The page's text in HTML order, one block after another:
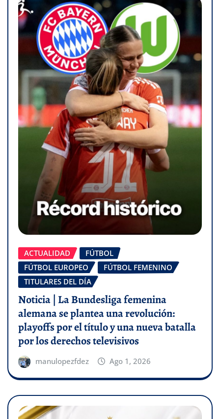
ACTUALIDAD
FÚTBOL
FÚTBOL EUROPEO
FÚTBOL FEMENINO
TITULARES DEL DÍA
Noticia | La Bundesliga femenina
alemana se plantea una revolución:
playoffs por el título y una nueva batalla
por los derechos televisivos
manulopezfdez Ago 1, 2026